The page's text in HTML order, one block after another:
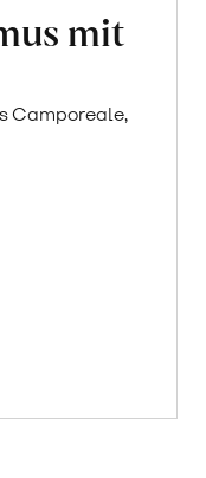
mit
Camporeale,